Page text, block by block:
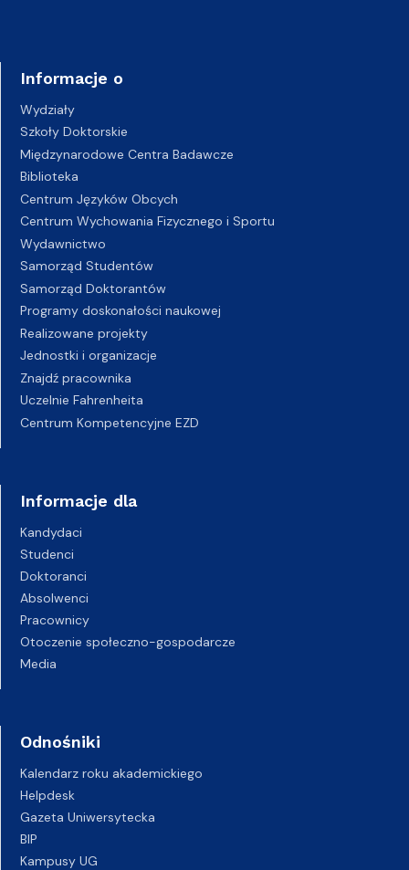
Informacje o
Wydziały
Szkoły Doktorskie
Międzynarodowe Centra Badawcze
Biblioteka
Centrum Języków Obcych
Centrum Wychowania Fizycznego i Sportu
Wydawnictwo
Samorząd Studentów
Samorząd Doktorantów
Programy doskonałości naukowej
Realizowane projekty
Jednostki i organizacje
Znajdź pracownika
Uczelnie Fahrenheita
Centrum Kompetencyjne EZD
Informacje dla
Kandydaci
Studenci
Doktoranci
Absolwenci
Pracownicy
Otoczenie społeczno-gospodarcze
Media
Odnośniki
Kalendarz roku akademickiego
Helpdesk
Gazeta Uniwersytecka
BIP
Kampusy UG